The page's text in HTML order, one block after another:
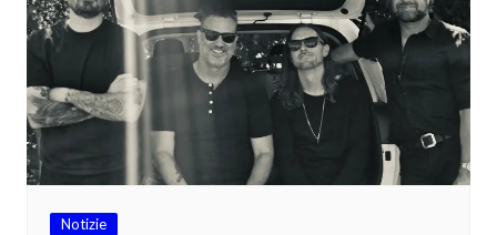
Notizie